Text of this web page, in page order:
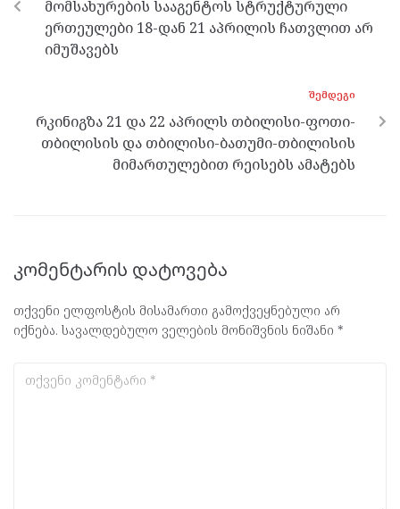
k p
მომსახურების სააგენტოს სტრუქტურული
ერთეულები 18-დან 21 აპრილის ჩათვლით არ
იმუშავებს
ᲨᲔᲛᲓᲔᲒᲘ
რკინიგზა 21 და 22 აპრილს თბილისი-ფოთი-
თბილისის და თბილისი-ბათუმი-თბილისის
მიმართულებით რეისებს ამატებს
კომენტარის დატოვება
თქვენი ელფოსტის მისამართი გამოქვეყნებული არ
იქნება. სავალდებულო ველების მონიშვნის ნიშანი *